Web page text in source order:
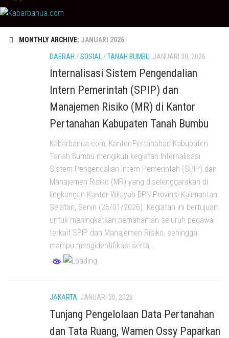
Skip
to
content
MONTHLY ARCHIVE: JANUARI 2026
DAERAH /SOSIAL /TANAH BUMBU JANUARI 30, 2026
Internalisasi Sistem Pengendalian
Intern Pemerintah (SPIP) dan
Manajemen Risiko (MR) di Kantor
Pertanahan Kabupaten Tanah Bumbu
Kabarbanua.com, Kantor Pertanahan Kabupaten
Tanah Bumbu mengikuti kegiatan Internalisasi
Sistem Pengendalian Intern Pemerintah (SPIP) dan
Manajemen Risiko (MR) yang diselenggarakan di
lingkungan Kantor Wilayah BPN Provinsi Kalimantan
Selatan, Senin (26/01/2026). Kegiatan ini bertujuan
untuk meningkatkan pemahaman seluruh pegawai
terkait SPIP dan Manajemen Risiko, sehingga
mampu mengidentifikasi serta...
JAKARTA JANUARI 30, 2026
Tunjang Pengelolaan Data Pertanahan
dan Tata Ruang, Wamen Ossy Paparkan